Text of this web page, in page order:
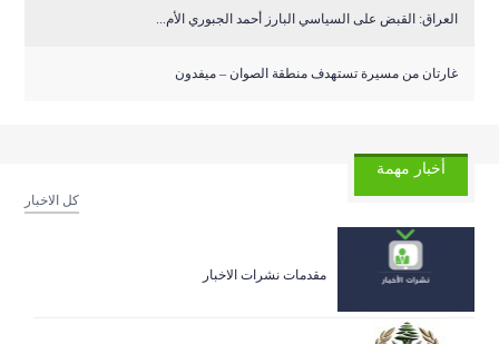
العراق: القبض على السياسي البارز أحمد الجبوري الأم...
غارتان من مسيرة تستهدف منطقة الصوان – ميفدون
أخبار مهمة
كل الاخبار
مقدمات نشرات الاخبار